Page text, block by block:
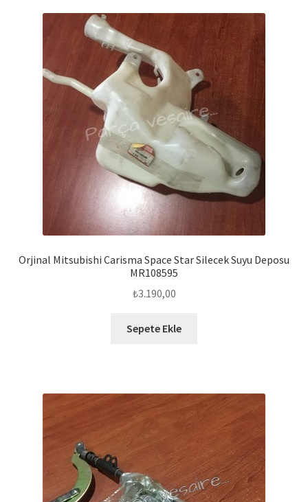
Orjinal Mitsubishi Carisma Space Star Silecek Suyu Deposu
MR108595
₺3.190,00
Sepete Ekle